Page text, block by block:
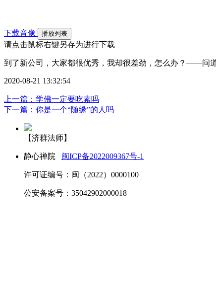
下载音像 播放列表
请点击鼠标右键另存为进行下载
到了新公司，大家都很优秀，我却很差劲，怎么办？——问
2020-08-21 13:32:54
上一篇：学佛一定要吃素吗
下一篇：你是一个“随缘”的人吗
【济群法师】
静心禅院 闽ICP备2022009367号-1
许可证编号：闽（2022）0000100
公安备案号：35042902000018